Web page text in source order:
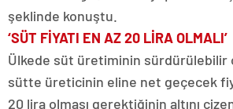
şeklinde konuştu.
‘SÜT FİYATI EN AZ 20 LİRA OLMALI’
Ülkede süt üretiminin sürdürülebilir
sütte üreticinin eline net geçecek
20 lira olması gerektiğinin altını